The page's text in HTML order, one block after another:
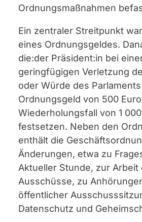
Ordnungsmaßnahmen
Ein zentraler Streitpunkt
eines Ordnungsgeldes.
die:der Präsident:in bei
geringfügigen Verletzung
oder Würde des
Ordnungsgeld von 500
Wiederholungsfall von 1
festsetzen. Neben den
enthält die
Änderungen, etwa zu
Aktueller Stunde, zur Arbeit
Ausschüsse, zu
öffentlicher
Datenschutz und